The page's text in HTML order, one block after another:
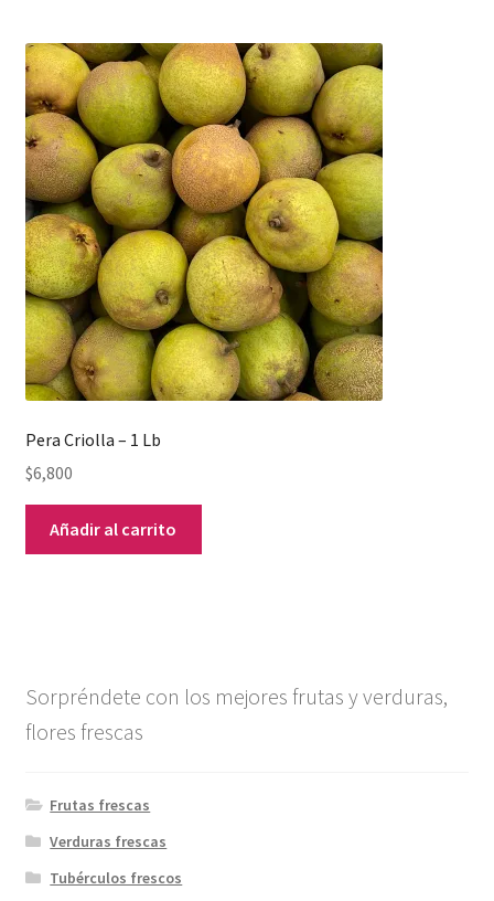
Pera Criolla – 1 Lb
$6,800
Añadir al carrito
Sorpréndete con los mejores frutas y verduras,
flores frescas
Frutas frescas
Verduras frescas
Tubérculos frescos